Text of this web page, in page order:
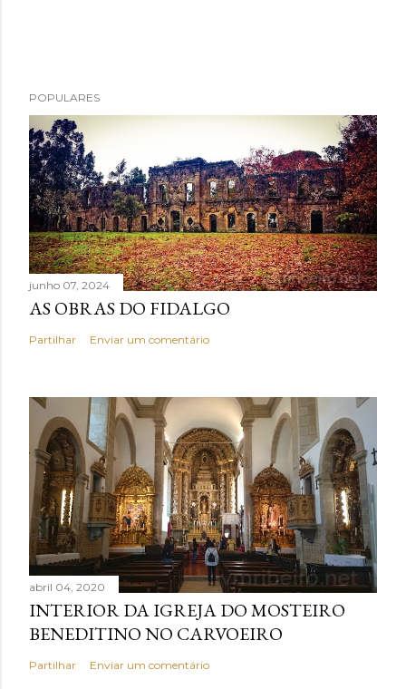
POPULARES
junho 07, 2024
AS OBRAS DO FIDALGO
Partilhar Enviar um comentário
abril 04, 2020
INTERIOR DA IGREJA DO MOSTEIRO
BENEDITINO NO CARVOEIRO
Partilhar Enviar um comentário